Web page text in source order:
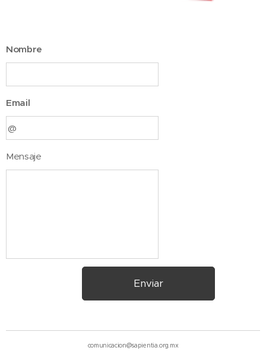
Nombre
Email
Mensaje
Enviar
comunicacion@sapientia.org.mx